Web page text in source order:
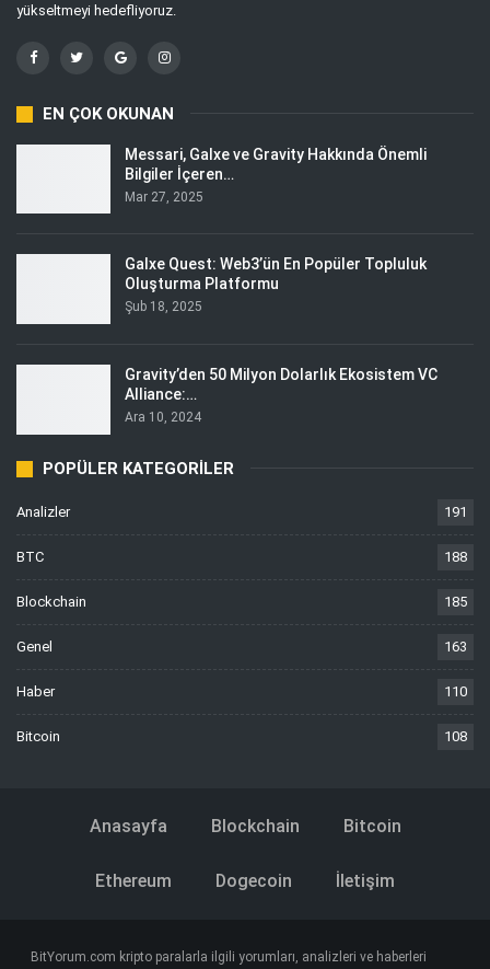
yükseltmeyi hedefliyoruz.
EN ÇOK OKUNAN
Messari, Galxe ve Gravity Hakkında Önemli
Bilgiler İçeren…
Mar 27, 2025
Galxe Quest: Web3’ün En Popüler Topluluk
Oluşturma Platformu
Şub 18, 2025
Gravity’den 50 Milyon Dolarlık Ekosistem VC
Alliance:…
Ara 10, 2024
POPÜLER KATEGORILER
Analizler 191
BTC 188
Blockchain 185
Genel 163
Haber 110
Bitcoin 108
Anasayfa Blockchain Bitcoin
Ethereum Dogecoin İletişim
BitYorum.com kripto paralarla ilgili yorumları, analizleri ve haberleri